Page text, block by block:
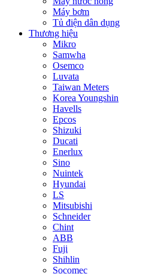
Máy bơm
Tủ điện dân dụng
Thương hiệu
Mikro
Samwha
Osemco
Luvata
Taiwan Meters
Korea Youngshin
Havells
Epcos
Shizuki
Ducati
Enerlux
Sino
Nuintek
Hyundai
LS
Mitsubishi
Schneider
Chint
ABB
Fuji
Shihlin
Socomec